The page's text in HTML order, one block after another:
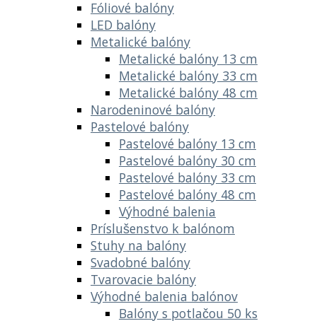
Fóliové balóny
LED balóny
Metalické balóny
Metalické balóny 13 cm
Metalické balóny 33 cm
Metalické balóny 48 cm
Narodeninové balóny
Pastelové balóny
Pastelové balóny 13 cm
Pastelové balóny 30 cm
Pastelové balóny 33 cm
Pastelové balóny 48 cm
Výhodné balenia
Príslušenstvo k balónom
Stuhy na balóny
Svadobné balóny
Tvarovacie balóny
Výhodné balenia balónov
Balóny s potlačou 50 ks